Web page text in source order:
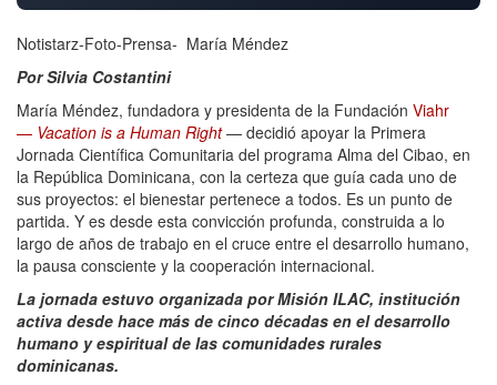
Notistarz-Foto-Prensa- María Méndez
Por Silvia Costantini
María Méndez, fundadora y presidenta de la Fundación Viahr
— Vacation is a Human Right — decidió apoyar la Primera
Jornada Científica Comunitaria del programa Alma del Cibao, en
la República Dominicana, con la certeza que guía cada uno de
sus proyectos: el bienestar pertenece a todos. Es un punto de
partida. Y es desde esta convicción profunda, construida a lo
largo de años de trabajo en el cruce entre el desarrollo humano,
la pausa consciente y la cooperación internacional.
La jornada estuvo organizada por Misión ILAC, institución
activa desde hace más de cinco décadas en el desarrollo
humano y espiritual de las comunidades rurales
dominicanas.